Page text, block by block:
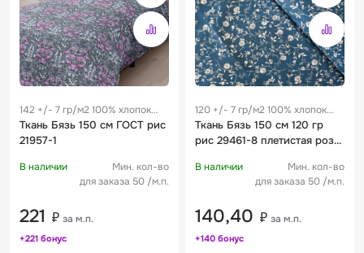
142 +/- 7 гр/м2 100% хлопок
0.29 м
Ткань Бязь 150 см ГОСТ рис
21957-1
В наличии
Мин. кол-во
для заказа 50 /м.п.
221 ₽ за м.п.
+221 бонус
120 +/- 7 гр/м2 100% хлопок
0.28 м
Ткань Бязь 150 см 120 гр
рис 29461-8 плетистая роза
В наличии
Мин. кол-во
для заказа 50 /м.п.
140,40 ₽ за м.п.
+140 бонус